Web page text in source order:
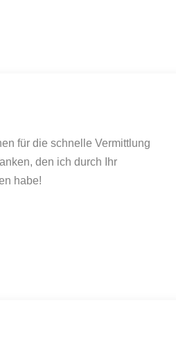
für die schnelle Vermittlung
den ich durch Ihr
habe!